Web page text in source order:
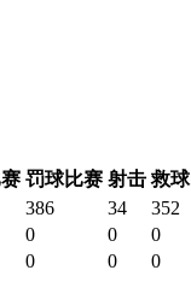
罚球比赛 射击 救球
386 34 352
0 0 0
0 0 0